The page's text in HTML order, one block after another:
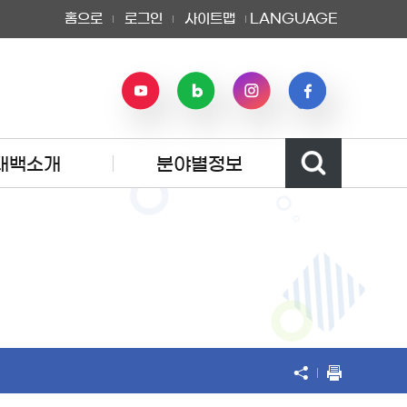
홈으로 로그인 사이트맵 LANGUAGE
백소개 분야별정보